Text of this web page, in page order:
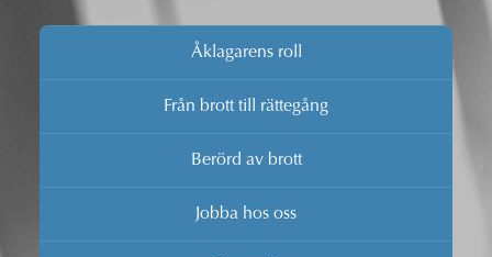
Åklagarens roll
Från brott till rättegång
Berörd av brott
Jobba hos oss